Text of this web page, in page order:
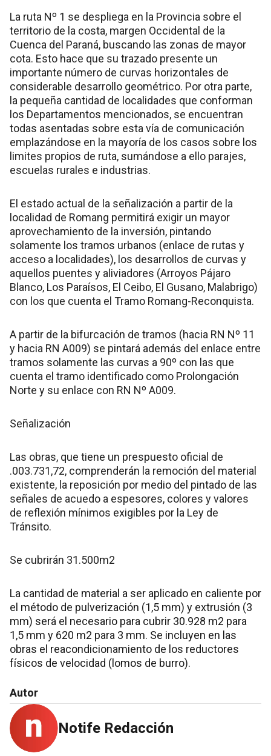
La ruta Nº 1 se despliega en la Provincia sobre el
territorio de la costa, margen Occidental de la
Cuenca del Paraná, buscando las zonas de mayor
cota. Esto hace que su trazado presente un
importante número de curvas horizontales de
considerable desarrollo geométrico. Por otra parte,
la pequeña cantidad de localidades que conforman
los Departamentos mencionados, se encuentran
todas asentadas sobre esta vía de comunicación
emplazándose en la mayoría de los casos sobre los
limites propios de ruta, sumándose a ello parajes,
escuelas rurales e industrias.
El estado actual de la señalización a partir de la
localidad de Romang permitirá exigir un mayor
aprovechamiento de la inversión, pintando
solamente los tramos urbanos (enlace de rutas y
acceso a localidades), los desarrollos de curvas y
aquellos puentes y aliviadores (Arroyos Pájaro
Blanco, Los Paraísos, El Ceibo, El Gusano, Malabrigo)
con los que cuenta el Tramo Romang-Reconquista.
A partir de la bifurcación de tramos (hacia RN Nº 11
y hacia RN A009) se pintará además del enlace entre
tramos solamente las curvas a 90º con las que
cuenta el tramo identificado como Prolongación
Norte y su enlace con RN Nº A009.
Señalización
Las obras, que tiene un prespuesto oficial de
.003.731,72, comprenderán la remoción del material
existente, la reposición por medio del pintado de las
señales de acuedo a espesores, colores y valores
de reflexión mínimos exigibles por la Ley de
Tránsito.
Se cubrirán 31.500m2
La cantidad de material a ser aplicado en caliente por
el método de pulverización (1,5 mm) y extrusión (3
mm) será el necesario para cubrir 30.928 m2 para
1,5 mm y 620 m2 para 3 mm. Se incluyen en las
obras el reacondicionamiento de los reductores
físicos de velocidad (lomos de burro).
Autor
Notife Redacción